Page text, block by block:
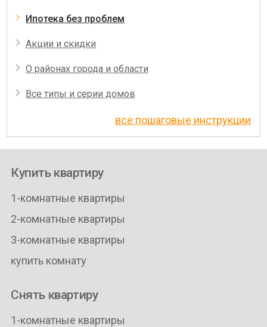
Ипотека без проблем
Акции и скидки
О районах города и области
Все типы и серии домов
все пошаговые инструкции
Купить квартиру
1-комнатные квартиры
2-комнатные квартиры
3-комнатные квартиры
купить комнату
Снять квартиру
1-комнатные квартиры